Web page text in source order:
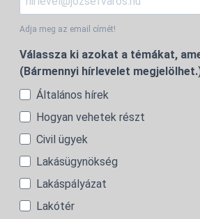
Adja meg az email címét!
Válassza ki azokat a témákat,
(Bármennyi hírlevelet
Általános hírek
Hogyan vehetek részt
Civil ügyek
Lakásügynökség
Lakáspályázat
Lakótér